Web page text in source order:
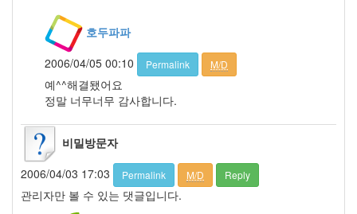
호두파파
2006/04/05 00:10
Permalink M/D
예^^해결됐어요
정말 너무너무 감사합니다.
비밀방문자
2006/04/03 17:03
Permalink M/D Reply
관리자만 볼 수 있는 댓글입니다.
2007
월
2007
년
9